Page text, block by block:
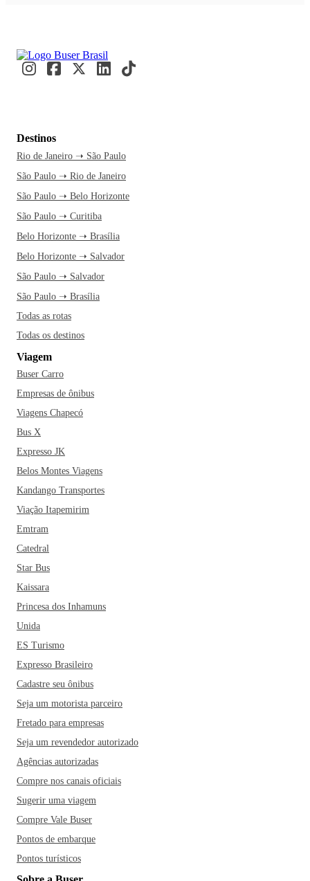
Destinos
Rio de Janeiro ➝ São Paulo
São Paulo ➝ Rio de Janeiro
São Paulo ➝ Belo Horizonte
São Paulo ➝ Curitiba
Belo Horizonte ➝ Brasília
Belo Horizonte ➝ Salvador
São Paulo ➝ Salvador
São Paulo ➝ Brasília
Todas as rotas
Todas os destinos
Viagem
Buser Carro
Empresas de ônibus
Viagens Chapecó
Bus X
Expresso JK
Belos Montes Viagens
Kandango Transportes
Viação Itapemirim
Emtram
Catedral
Star Bus
Kaissara
Princesa dos Inhamuns
Unida
ES Turismo
Expresso Brasileiro
Cadastre seu ônibus
Seja um motorista parceiro
Fretado para empresas
Seja um revendedor autorizado
Agências autorizadas
Compre nos canais oficiais
Sugerir uma viagem
Compre Vale Buser
Pontos de embarque
Pontos turísticos